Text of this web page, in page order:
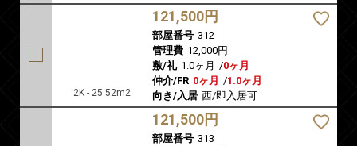
2K - 25.52m2
121,500円
部屋番号 312
管理費 12,000円
敷/礼 1.0ヶ月 /0ヶ月
仲介/FR 0ヶ月 /1.0ヶ月
向き/入居 西/即入居可
121,500円
部屋番号 313